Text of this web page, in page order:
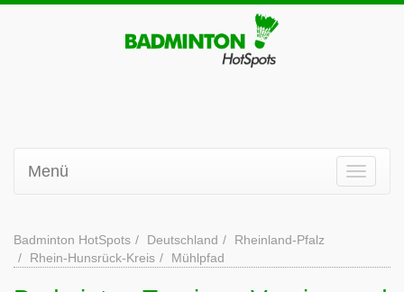
Menü
Badminton HotSpots Deutschland
Rheinland-Pfalz
Rhein-Hunsrück-Kreis
Mühlpfad